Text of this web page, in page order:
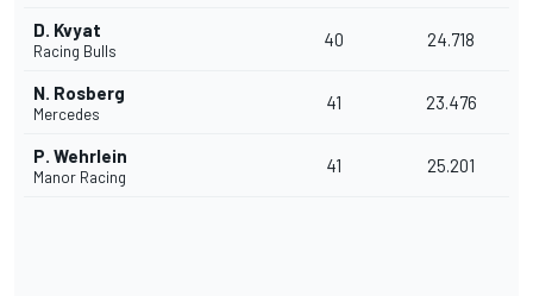
D. Kvyat
Racing Bulls
40 24.718
N. Rosberg
Mercedes
41 23.476
P. Wehrlein
Manor Racing
41 25.201